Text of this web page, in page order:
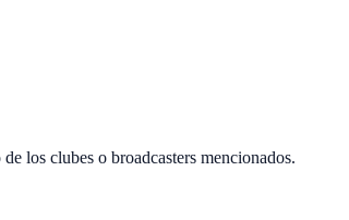
los clubes o broadcasters mencionados.